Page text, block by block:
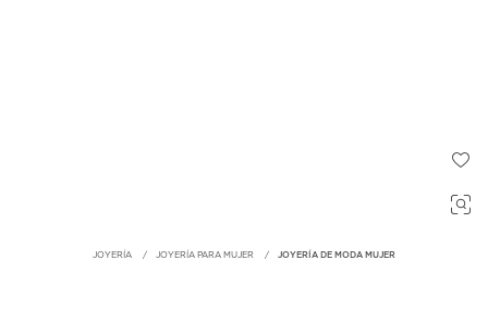
JOYERÍA JOYERÍA PARA MUJER JOYERÍA DE MODA MUJER